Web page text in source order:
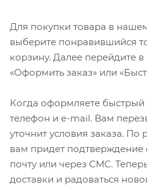
Для покупки товара в
выберите понравившийся
корзину. Далее перейдите
«Оформить заказ» или
Когда оформляете
телефон и e-mail. Вам
уточнит условия заказа. По
вам придет
почту или через СМС.
доставки и радоваться